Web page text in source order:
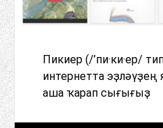
Пикиер (/’пи·ки·ер/
интернетта
аша ҡарап сығығыҙ